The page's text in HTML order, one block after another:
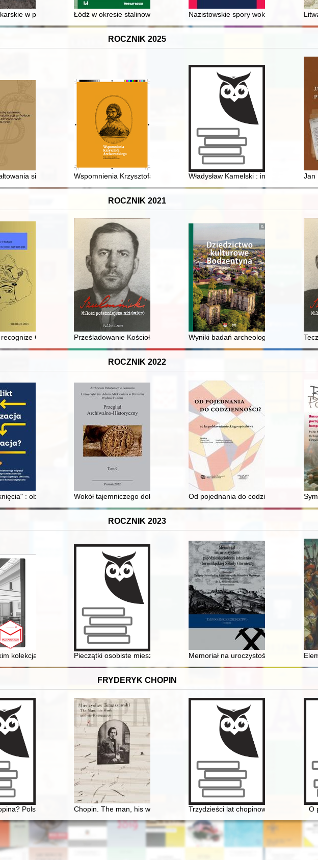
historia zamknięta w archiwum
w polskich kolekcjach muzealnych : katalog
Łódź w okresie stalinowskim (1948-1956)Nazistowskie spory wokół polityki
ROCZNIK 2025
się systemu opieki medycznej i rehabilitacji w Polsce w kontekście potrzeb zdrowotnych
Wspomnienia Krzysztofa Arciszewskiego : Polak w służbie Kompanii
Władysław Kamelski : inżynier, Jan
ROCZNIK 2021
Germany : about some activities of the Polish intelligence in the 1920s
Prześladowanie Kościoła katolickiego w Związku Sowieckim (1917-1945) :
Wyniki badań archeologicznych
ROCZNIK 2022
= The road of Strasbourg and Poznań to a modern metropolis
: obcość w doświadczeniu jednostek i grup w realiach osadniczych wsi Dolnego Śląska
Wokół tajemniczego dokumentu Jana z Cardony (Archiwum Państwowe w
Od pojednania do codzienności? : 30
ROCZNIK 2023
"Wyboje"
kolekcja sztuki, czyli O wystawie "Kolekcjonerstwo Potockich" w Muzeum Pałacu Króla Jana
Pieczątki osobiste mieszczan kijowskich i wołyńskich z XVI - pierwszej
Memoriał na uroczystość
FRYDERYK CHOPIN
Polska krytyka muzyczna o wykonawstwie muzyki Chopina w kontekście pierwszych
Chopin. The man, his work and its resonanceTrzydzieści lat chopinowskich festiwaliO